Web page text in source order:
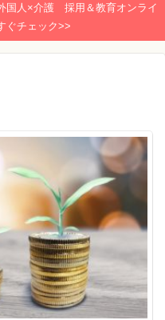
国人×介護 採用＆教育オンライ
ぐチェック>>